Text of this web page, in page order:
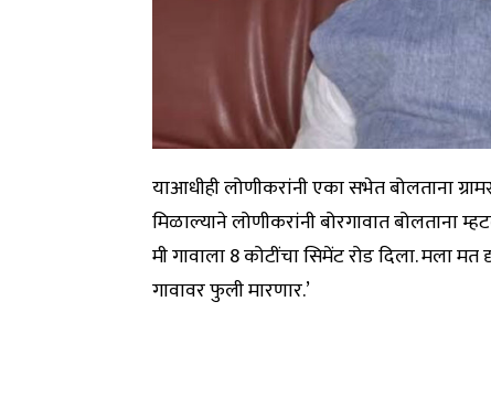
याआधीही लोणीकरांनी एका सभेत बोलताना
मिळाल्याने लोणीकरांनी बोरगावात बोलताना
मी गावाला 8 कोटींचा सिमेंट रोड दिला. मला
गावावर फुली मारणार.’